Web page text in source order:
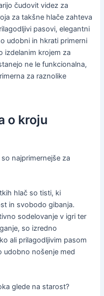
čudovit videz za
za takšne hlače zahteva
pasovi, elegantni
udobni in hkrati primerni
izdelanim krojem za
ne le funkcionalna,
za raznolike
o kroju
najprimernejše za
hlač so tisti, ki
in svobodo gibanja.
sodelovanje v igri ter
so izredno
ali prilagodljivim pasom
udobno nošenje med
glede na starost?